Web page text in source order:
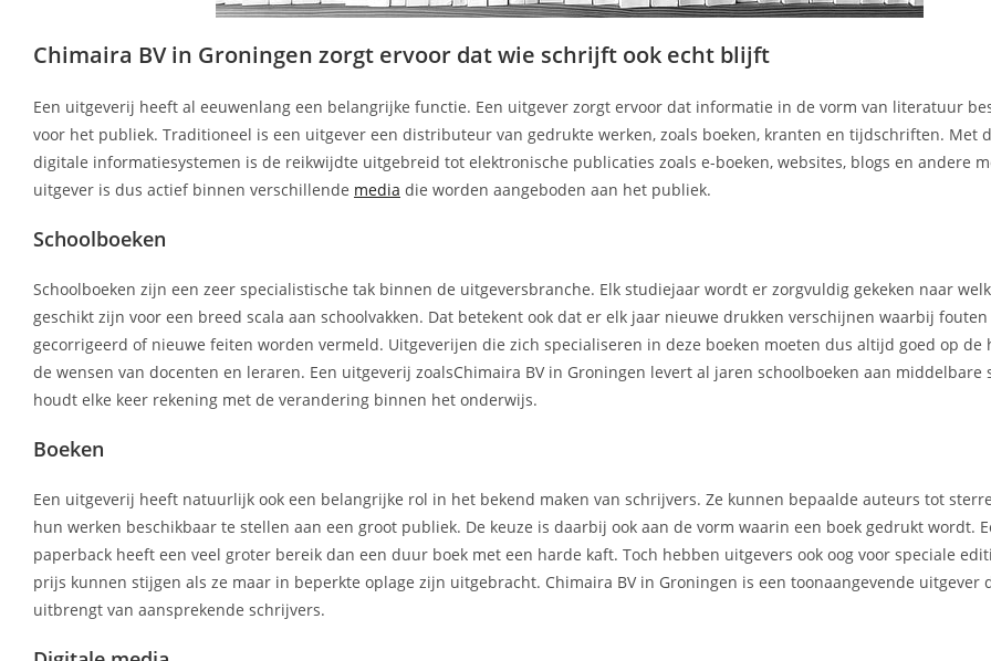
Chimaira BV in Groningen zorgt ervoor dat wie schrijft ook echt blijft
Een uitgeverij heeft al eeuwenlang een belangrijke functie. Een uitgever zorgt ervoor dat informatie in de vorm van literatuur
voor het publiek. Traditioneel is een uitgever een distributeur van gedrukte werken, zoals boeken, kranten en tijdschriften. Met
digitale informatiesystemen is de reikwijdte uitgebreid tot elektronische publicaties zoals e-boeken, websites, blogs en andere
uitgever is dus actief binnen verschillende media die worden aangeboden aan het publiek.
Schoolboeken
Schoolboeken zijn een zeer specialistische tak binnen de uitgeversbranche. Elk studiejaar wordt er zorgvuldig gekeken naar
geschikt zijn voor een breed scala aan schoolvakken. Dat betekent ook dat er elk jaar nieuwe drukken verschijnen waarbij
gecorrigeerd of nieuwe feiten worden vermeld. Uitgeverijen die zich specialiseren in deze boeken moeten dus altijd goed op de
de wensen van docenten en leraren. Een uitgeverij zoalsChimaira BV in Groningen levert al jaren schoolboeken aan middelbare
houdt elke keer rekening met de verandering binnen het onderwijs.
Boeken
Een uitgeverij heeft natuurlijk ook een belangrijke rol in het bekend maken van schrijvers. Ze kunnen bepaalde auteurs tot
hun werken beschikbaar te stellen aan een groot publiek. De keuze is daarbij ook aan de vorm waarin een boek gedrukt wordt.
paperback heeft een veel groter bereik dan een duur boek met een harde kaft. Toch hebben uitgevers ook oog voor speciale
prijs kunnen stijgen als ze maar in beperkte oplage zijn uitgebracht. Chimaira BV in Groningen is een toonaangevende uitgever
uitbrengt van aansprekende schrijvers.